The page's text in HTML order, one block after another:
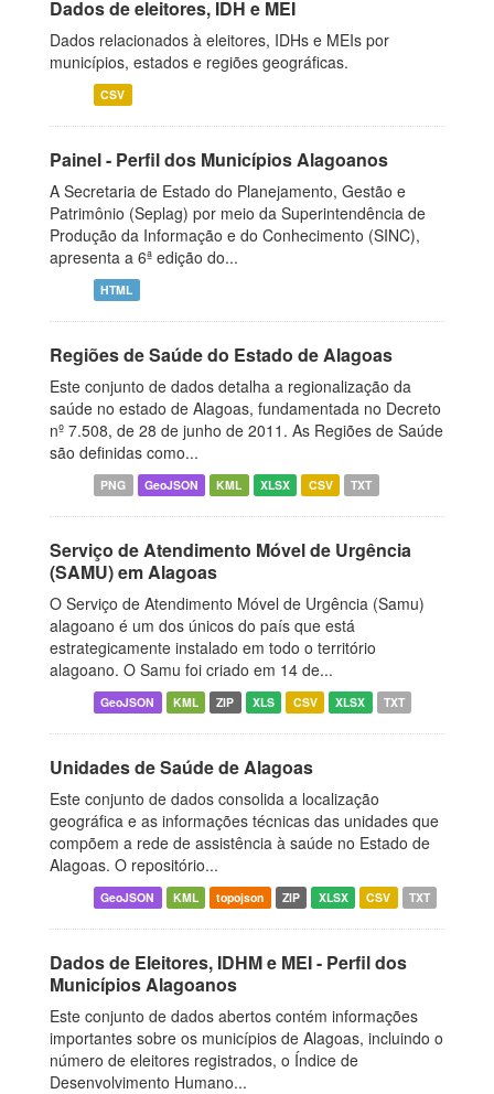
Dados de eleitores, IDH e MEI
Dados relacionados à eleitores, IDHs e MEIs por
municípios, estados e regiões geográficas.
CSV
Painel - Perfil dos Municípios Alagoanos
A Secretaria de Estado do Planejamento, Gestão e
Patrimônio (Seplag) por meio da Superintendência de
Produção da Informação e do Conhecimento (SINC),
apresenta a 6ª edição do...
HTML
Regiões de Saúde do Estado de Alagoas
Este conjunto de dados detalha a regionalização da
saúde no estado de Alagoas, fundamentada no Decreto
nº 7.508, de 28 de junho de 2011. As Regiões de Saúde
são definidas como...
PNG GeoJSON KML XLSX CSV TXT
Serviço de Atendimento Móvel de Urgência
(SAMU) em Alagoas
O Serviço de Atendimento Móvel de Urgência (Samu)
alagoano é um dos únicos do país que está
estrategicamente instalado em todo o território
alagoano. O Samu foi criado em 14 de...
GeoJSON KML ZIP XLS CSV XLSX TXT
Unidades de Saúde de Alagoas
Este conjunto de dados consolida a localização
geográfica e as informações técnicas das unidades que
compõem a rede de assistência à saúde no Estado de
Alagoas. O repositório...
GeoJSON KML topojson ZIP XLSX CSV TXT
Dados de Eleitores, IDHM e MEI - Perfil dos
Municípios Alagoanos
Este conjunto de dados abertos contém informações
importantes sobre os municípios de Alagoas, incluindo o
número de eleitores registrados, o Índice de
Desenvolvimento Humano...